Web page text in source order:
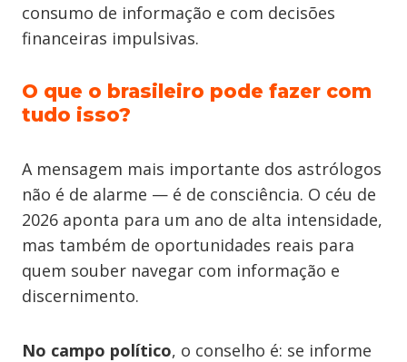
consumo de informação e com decisões
financeiras impulsivas.
O que o brasileiro pode fazer com
tudo isso?
A mensagem mais importante dos astrólogos
não é de alarme — é de consciência. O céu de
2026 aponta para um ano de alta intensidade,
mas também de oportunidades reais para
quem souber navegar com informação e
discernimento.
No campo político, o conselho é: se informe